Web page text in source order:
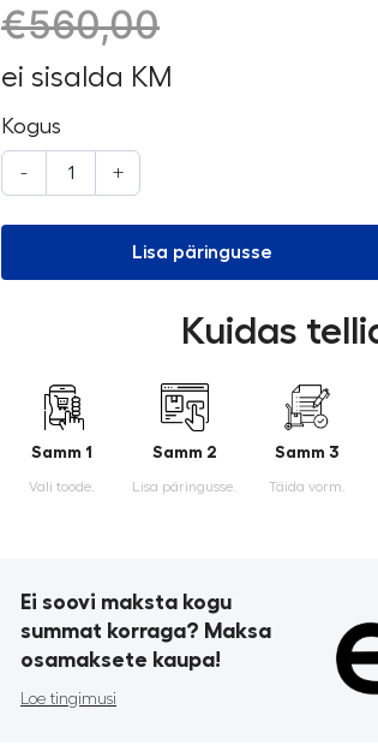
€560,00
ei sisalda KM
Kogus
- +
Lisa päringusse
Kuidas
Samm 1
Vali toode.
Samm 2
Lisa päringusse.
Samm 3
Täida vorm.
Ei soovi maksta kogu
summat korraga? Maksa
osamaksete kaupa!
Loe tingimusi